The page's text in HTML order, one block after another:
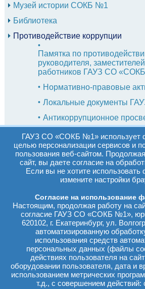
Музей истории СОКБ №1
Библиотека
Противодействие коррупции
Памятка по
руководителя,
работников ГАУЗ СО
Нормативно-правовые
Локальные документы
Антикоррупционное
Обратная связь по
Формы документов по
Комиссия по
Кодекс профессиональной этики
работника
План мероприятий
Оказание услуг гражданам в
(для социально
Реквизиты больницы
Вакансии
Информация для оценки качества
ГАУЗ СО «СОКБ №1» использует
целью персонализации сервисов и
пользования веб-сайтом.
сайт, вы даете согласие на
Если вы не хотите
измените настройки
Согласие на использование
Настоящим, продолжая работу на
согласие ГАУЗ СО «СОКБ №1»,
620102, г. Екатеринбург, ул.
автоматизированную
использования средств
персональных данных (файлы
действиях пользователя на
оборудовании пользователя, дата и
использованием метрических
т.д., с совершением действий: